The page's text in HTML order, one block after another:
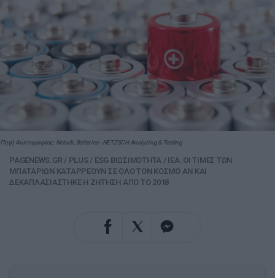
Πηγή Φωτογραφίας: Netsch, Batteries - NETZSCH Analyzing & Testing
PAGENEWS.GR/ PLUS / ESG ΒΙΩΣΙΜΟΤΗΤΑ / ΙΕΑ: ΟΙ ΤΙΜΕΣ ΤΩΝ
ΜΠΑΤΑΡΙΩΝ ΚΑΤΑΡΡΕΟΥΝ ΣΕ ΟΛΟ ΤΟΝ ΚΟΣΜΟ ΑΝ ΚΑΙ
ΔΕΚΑΠΛΑΣΙΑΣΤΗΚΕ Η ΖΗΤΗΣΗ ΑΠΟ ΤΟ 2018